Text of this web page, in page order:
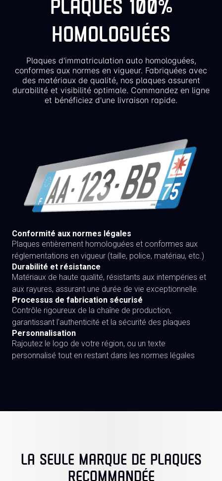
PLAQUES 100%
HOMOLOGUÉES
Plaques d'immatriculation auto homologuées,
conformes aux normes en vigueur. Fabriquées avec
des matériaux de qualité, nos plaques assurent
durabilité et visibilité optimale. Commandez en ligne
et bénéficiez d'une livraison rapide.
Conformité aux normes légales
Plaques entièrement homologuées et conformes aux
réglementations en vigueur (taille, police, matériau, etc.)
Durabilité et résistance
Matériaux de haute qualité, résistants aux intempéries et
aux rayures, assurant une durée de vie exceptionnelle.
Processus de fabrication sécurisé
Contrôle rigoureux de la chaîne de production,
garantissant l'authenticité et la sécurité des plaques
Personnalisation
Rajoutez le logo de votre région, ou un texte
personnalisé tout en restant dans les normes légales
LA SEULE MARQUE DE PLAQUES
RECOMMANDÉE